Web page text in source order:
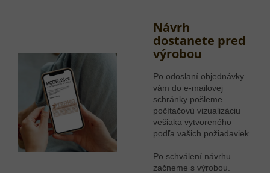
Návrh
dostanete pred
výrobou
Po odoslaní objednávky
vám do e-mailovej
schránky pošleme
počítačovú vizualizáciu
vešiaka vytvoreného
podľa vašich požiadaviek.
Po schválení návrhu
začneme s výrobou.